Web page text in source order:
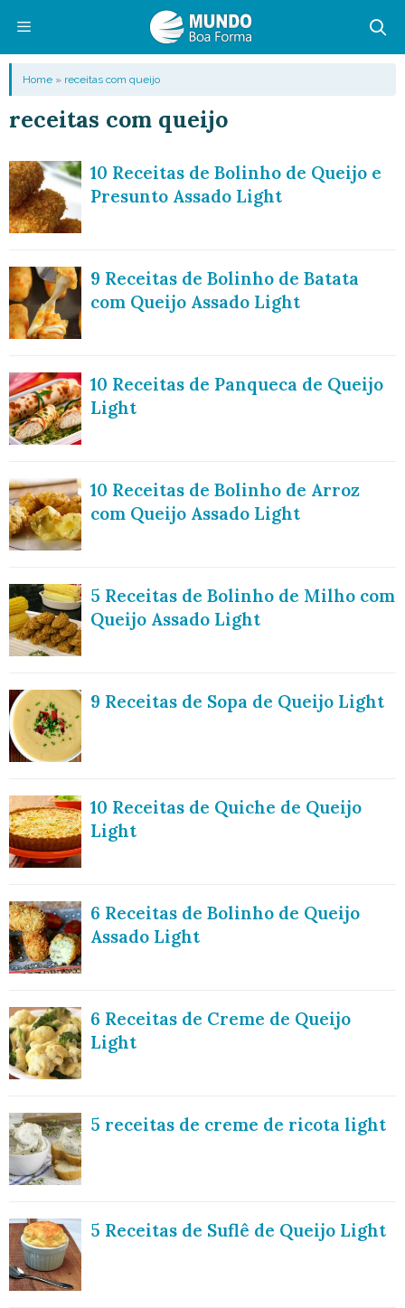
conteúdo
Menu
Home » receitas com queijo
receitas com queijo
10 Receitas de Bolinho de Queijo e
Presunto Assado Light
9 Receitas de Bolinho de Batata
com Queijo Assado Light
10 Receitas de Panqueca de Queijo
Light
10 Receitas de Bolinho de Arroz
com Queijo Assado Light
5 Receitas de Bolinho de Milho com
Queijo Assado Light
9 Receitas de Sopa de Queijo Light
10 Receitas de Quiche de Queijo
Light
6 Receitas de Bolinho de Queijo
Assado Light
6 Receitas de Creme de Queijo
Light
5 receitas de creme de ricota light
5 Receitas de Suflê de Queijo Light